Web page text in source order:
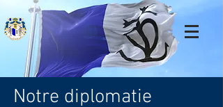
Notre diplomatie